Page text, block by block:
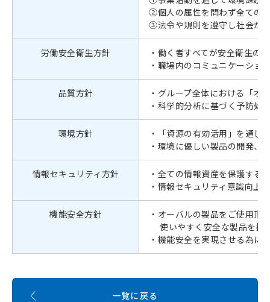
②個人の属性を問わず全ての
③法令や規則を遵守し社会か
労働安全衛生方針
・働く者すべてが安全衛生の
・職場内のコミュニケーショ
品質方針
・グループ全体における「オ
・科学的分析に基づく予防処
環境方針
・「資源の有効活用」を通し
・環境に優しい製品の開発、
情報セキュリティ方針
・全ての情報資産を保護する
・情報セキュリティ意識向上
機能安全方針
・オーバルの製品をご使用頂
使いやすく安全な製品を提
・機能安全を実現させる為に
一覧に戻る